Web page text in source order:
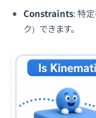
Constraints: 特
ク）できます。